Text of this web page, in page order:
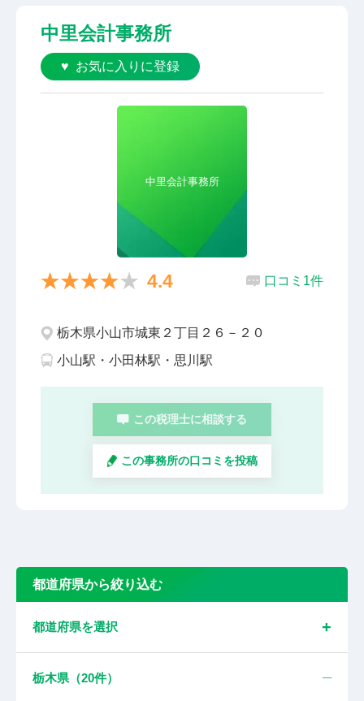
中里会計事務所
お気に入りに登録
中里会計事務所
4.4 口コミ1件
栃木県小山市城東２丁目２６－２０
小山駅・小田林駅・思川駅
この税理士に相談する
この事務所の口コミを投稿
都道府県から絞り込む
都道府県を選択
栃木県（20件）